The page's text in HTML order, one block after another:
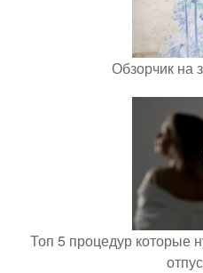
Обзорчик на
Топ 5 процедур которые